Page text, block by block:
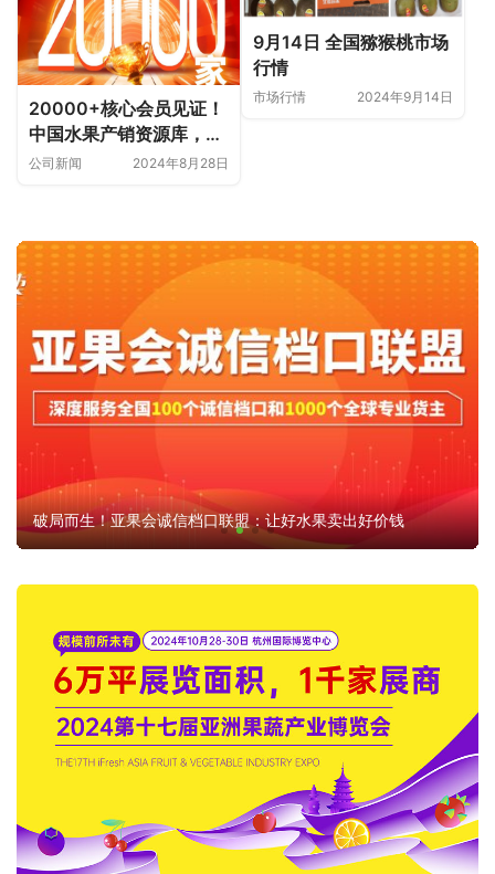
20000+核心会员见证！
中国水果产销资源库，让
水果生意不苦！
公司新闻 2024年8月28日
9月14日 全国猕猴桃市场
行情
市场行情 2024年9月14日
进口榴莲市场“变局”，印尼能否打破泰国与越南的垄断？